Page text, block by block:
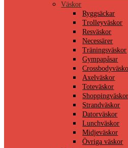
Väskor
Ryggsäckar
Trolleyväskor
Resväskor
Necessärer
Träningsväskor
Gympapåsar
Axelväskor
Toteväskor
Shoppingväskor
Strandväskor
Datorväskor
Lunchväskor
Midjeväskor
Övriga väskor